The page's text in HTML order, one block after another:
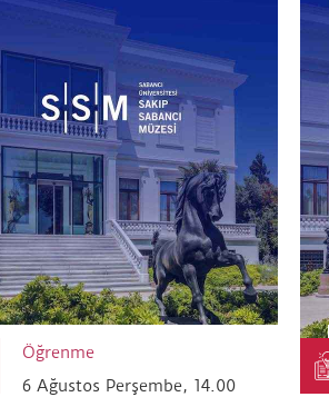
Öğrenme
6 Ağustos Perşembe, 14.00